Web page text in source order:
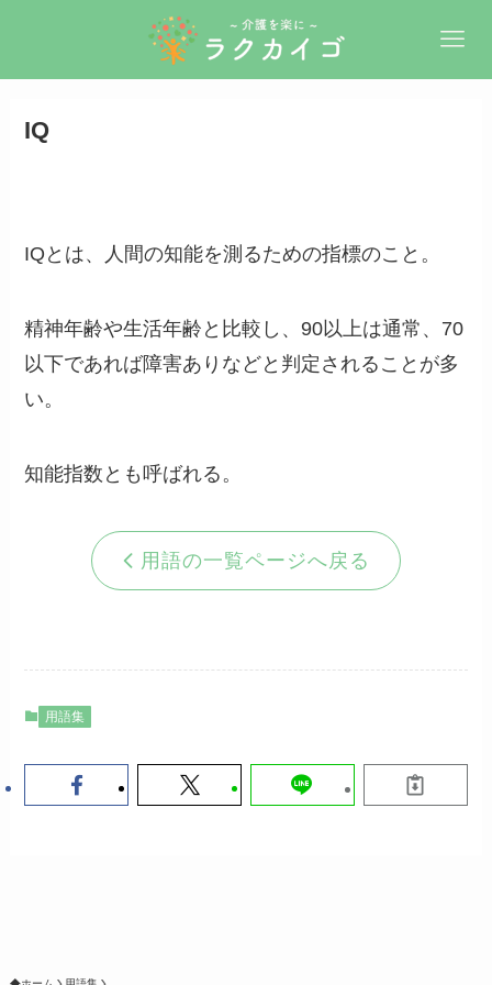
IQ
IQとは、人間の知能を測るための指標のこと。
精神年齢や生活年齢と比較し、90以上は通常、70
以下であれば障害ありなどと判定されることが多
い。
知能指数とも呼ばれる。
用語の一覧ページへ戻る
用語集